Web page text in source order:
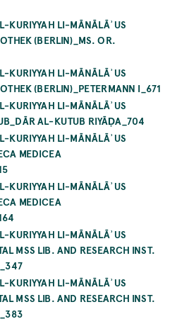
KURIYYAH LI-MĀNĀLĀʾUS
(BERLIN)_MS. OR.
KURIYYAH LI-MĀNĀLĀʾUS
(BERLIN)_PETERMANN I_671
KURIYYAH LI-MĀNĀLĀʾUS
AL-KUTUB RIYĀḌA_704
KURIYYAH LI-MĀNĀLĀʾUS
MEDICEA
KURIYYAH LI-MĀNĀLĀʾUS
MEDICEA
KURIYYAH LI-MĀNĀLĀʾUS
MSS LIB. AND RESEARCH INST.
KURIYYAH LI-MĀNĀLĀʾUS
MSS LIB. AND RESEARCH INST.